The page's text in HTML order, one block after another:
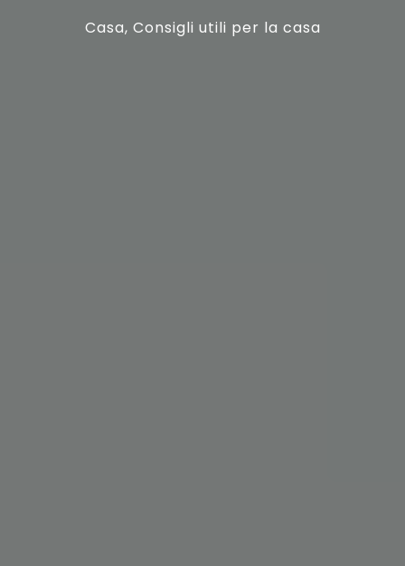
Casa, Consigli utili per la casa